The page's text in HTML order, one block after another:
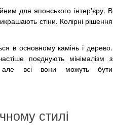
для японського інтер'єру. В
стіни. Колірні рішення
в основному камінь і дерево.
поєднують мінімалізм з
але всі вони можуть бути
стилі